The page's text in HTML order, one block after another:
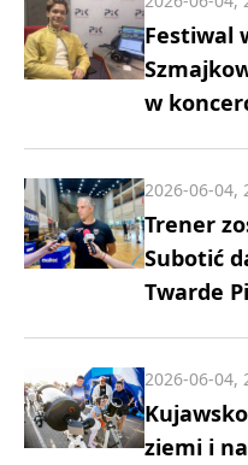
Festiwal
w
Trener
Subotić
Twarde
2026-06-04,
ziemi i
2026-06-04,